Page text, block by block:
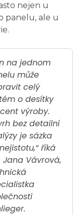
nejen u
panelu, ale u
na jednom
může
celý
o desítky
výroby.
bez detailní
je sázka
říká
Jana Vávrová,